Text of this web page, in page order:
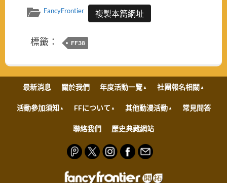
FancyFrontier 複製本篇網址
標籤： FF38
最新消息 關於我們 年度活動一覽 社團報名相關
活動參加須知 FFについて 其他動漫活動 常見問答
聯絡我們 歷史典藏網站